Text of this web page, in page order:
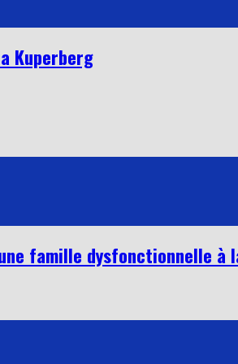
Kuperberg
famille dysfonctionnelle à